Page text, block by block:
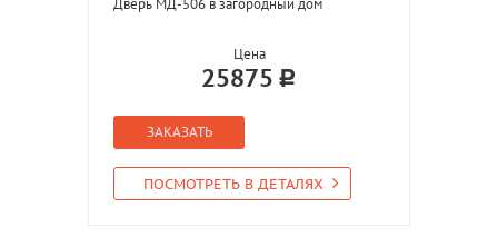
Дверь МД-506 в загородный дом
Цена
25875
ЗАКАЗАТЬ
ПОСМОТРЕТЬ В ДЕТАЛЯХ